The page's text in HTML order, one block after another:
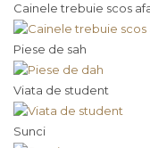
Cainele trebuie scos
Piese de sah
Viata de student
Sunci